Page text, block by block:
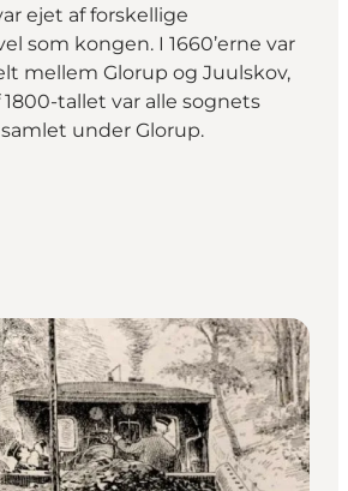
ejet af forskellige
som kongen. I 1660’erne var
mellem Glorup og Juulskov,
tallet var alle sognets
under Glorup.